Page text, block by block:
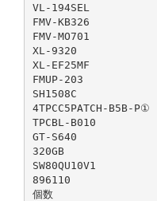
VL-194SEL
FMV-KB326
FMV-MO701
XL-9320
XL-EF25MF
FMUP-203
SH1508C
4TPCC5PATCH-B5B-P①
TPCBL-B010
GT-S640
320GB
SW80QU10V1
896110
個数